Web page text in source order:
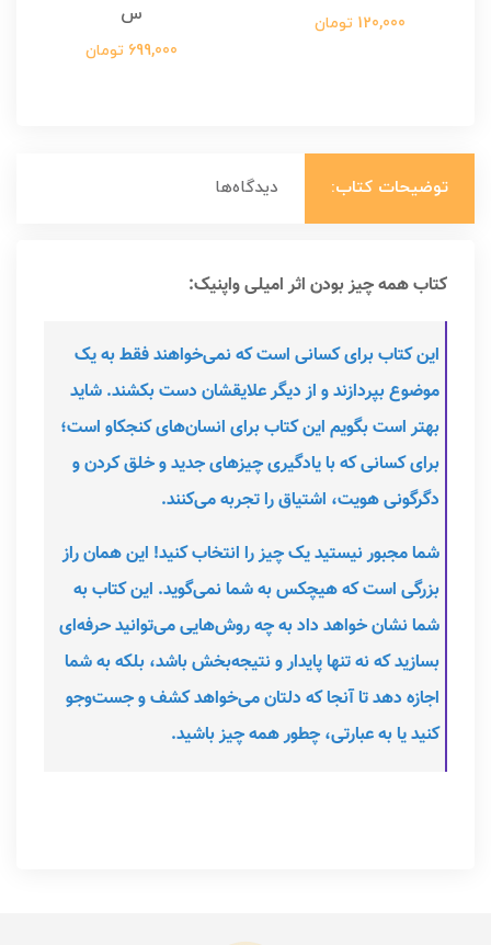
120,000 تومان
س
699,000 تومان
توضیحات کتاب: دیدگاه‌ها
کتاب همه چیز بودن اثر امیلی واپنیک:
این کتاب برای کسانی است که نمی‌خواهند فقط به یک
موضوع بپردازند و از دیگر علایقشان دست بکشند. شاید
بهتر است بگویم این کتاب برای انسان‌های کنجکاو است؛
برای کسانی که با یادگیری چیزهای جدید و خلق کردن و
دگرگونی هویت، اشتیاق را تجربه می‌کنند.
شما مجبور نیستید یک چیز را انتخاب کنید! این همان راز
بزرگی است که هیچکس به شما نمی‌گوید. این کتاب به
شما نشان خواهد داد به چه روش‌هایی می‌توانید حرفه‌ای
بسازید که نه تنها پایدار و نتیجه‌بخش باشد، بلکه به شما
اجازه دهد تا آنجا که دلتان می‌خواهد کشف و جست‌وجو
کنید یا به عبارتی، چطور همه چیز باشید.